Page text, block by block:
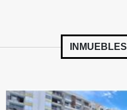
INMUEBLES